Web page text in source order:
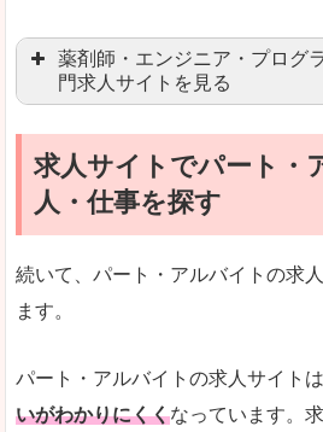
検索人気キーワード
使いやすさ
文字が大きくて見やす
求人を含んだページ
薬剤師・エンジニア・プログ
門求人サイトを見る
マイナビ薬剤師
リクナビ薬剤師
ファルマスタッフ
薬キャリ(エムスリー)
ファーマキャリア
求人サイトでパート・
人・仕事を探す
続いて、パート・アルバイトの求
ます。
パート・アルバイトの求人サイト
いがわかりにくくなっています。